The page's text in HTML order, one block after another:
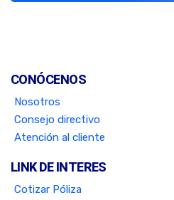
CONÓCENOS
Nosotros
Consejo directivo
Atención al cliente
LINK DE INTERES
Cotizar Póliza